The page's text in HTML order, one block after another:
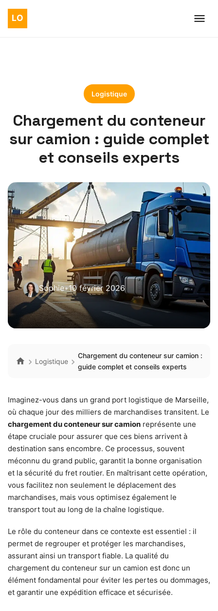
Logistique
Chargement du conteneur
sur camion : guide complet
et conseils experts
Sophie•10 février 2026
Logistique
Chargement du conteneur sur camion :
guide complet et conseils experts
Imaginez-vous dans un grand port logistique de Marseille,
où chaque jour des milliers de marchandises transitent. Le
chargement du conteneur sur camion représente une
étape cruciale pour assurer que ces biens arrivent à
destination sans encombre. Ce processus, souvent
méconnu du grand public, garantit la bonne organisation
et la sécurité du fret routier. En maîtrisant cette opération,
vous facilitez non seulement le déplacement des
marchandises, mais vous optimisez également le
transport tout au long de la chaîne logistique.
Le rôle du conteneur dans ce contexte est essentiel : il
permet de regrouper et protéger les marchandises,
assurant ainsi un transport fiable. La qualité du
chargement du conteneur sur un camion est donc un
élément fondamental pour éviter les pertes ou dommages,
et garantir une expédition efficace et sécurisée.